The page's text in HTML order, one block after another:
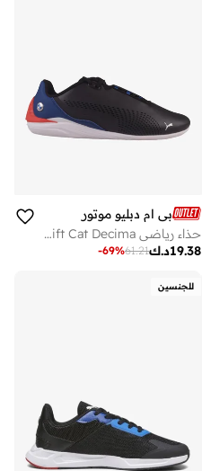
بي ام دبليو موتور سبورت
حذاء رياضي BMW Drift Cat Decima، أسود-أزرق احترافي
د.ك19.38
61.21
-69%
للجنسين